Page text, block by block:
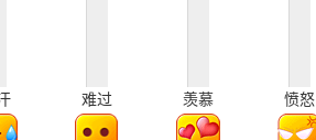
难过 羡慕 愤怒